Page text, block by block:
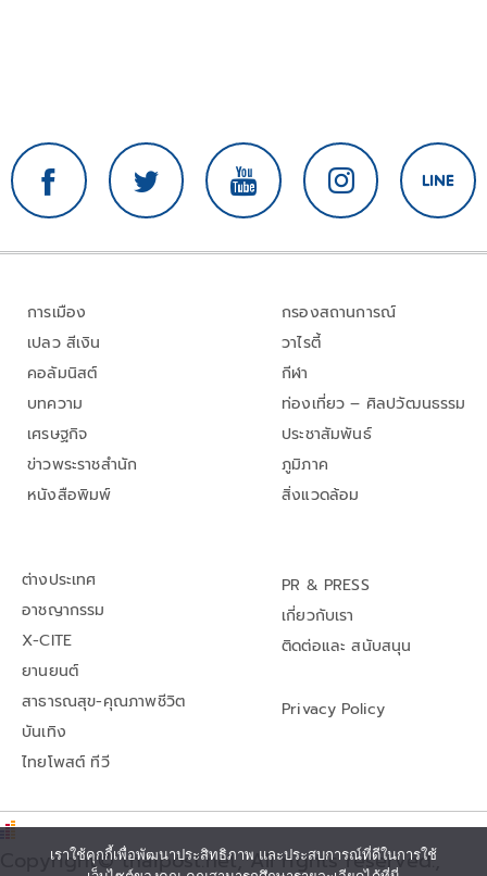
การเมือง
เปลว สีเงิน
คอลัมนิสต์
บทความ
เศรษฐกิจ
ข่าวพระราชสำนัก
หนังสือพิมพ์
กรองสถานการณ์
วาไรตี้
กีฬา
ท่องเที่ยว – ศิลปวัฒนธรรม
ประชาสัมพันธ์
ภูมิภาค
สิ่งแวดล้อม
ต่างประเทศ
อาชญากรรม
X-CITE
ยานยนต์
สาธารณสุข-คุณภาพชีวิต
บันเทิง
ไทยโพสต์ ทีวี
PR & PRESS
เกี่ยวกับเรา
ติดต่อและ สนับสนุน
Privacy Policy
Copyright© thaipost.net, All rights reserved.,
เราใช้คุกกี้เพื่อพัฒนาประสิทธิภาพ และประสบการณ์ที่ดีในการใช้